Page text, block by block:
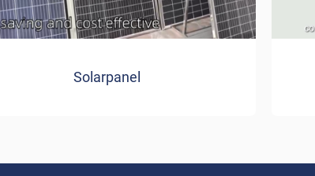
Solarpanel